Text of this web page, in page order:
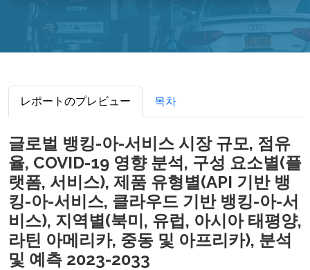
レポートのプレビュー 목차
글로벌 뱅킹-아-서비스 시장 규모, 점유
율, COVID-19 영향 분석, 구성 요소별(플
랫폼, 서비스), 제품 유형별(API 기반 뱅
킹-아-서비스, 클라우드 기반 뱅킹-아-서
비스), 지역별(북미, 유럽, 아시아 태평양,
라틴 아메리카, 중동 및 아프리카), 분석
및 예측 2023-2033